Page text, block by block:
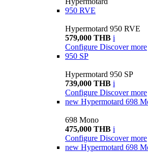
950 RVE
Hypermotard 950 RVE
579,000 THB i
Configure Discover more
950 SP
Hypermotard 950 SP
739,000 THB i
Configure Discover more
new Hypermotard 698
698 Mono
475,000 THB i
Configure Discover more
new Hypermotard 698